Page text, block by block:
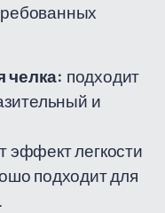
челка: подходит
и
эффект легкости
подходит для